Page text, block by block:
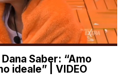
Saber: “Amo
ideale” | VIDEO